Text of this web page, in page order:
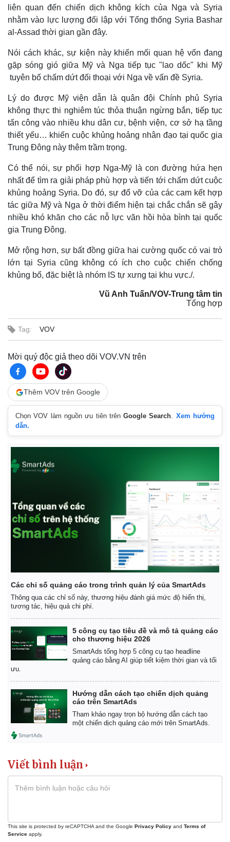
Bất động sản
Khởi nghiệp
Thị trường
Giá vàng
Tiêu dùng
Tỷ giá
Giá cà phê
liên quan đến chiến dịch không kích của Nga và Syria
nhằm vào lực lượng đối lập với Tổng thống Syria Bashar
al-Assad thời gian gần đây.
Nói cách khác, sự kiện này khiến mối quan hệ vốn đang
gặp sóng gió giữa Mỹ và Nga tiếp tục "lao dốc" khi Mỹ
tuyên bố chấm dứt đối thoại với Nga về vấn đề Syria.
Lý do được Mỹ viện dẫn là quân đội Chính phủ Syria
không thực thi nghiêm túc thỏa thuận ngừng bắn, tiếp tục
tấn công vào nhiều khu dân cư, bệnh viện, cơ sở hạ tầng
thiết yếu… khiến cuộc khủng hoảng nhân đạo tại quốc gia
Trung Đông này thêm trầm trọng.
Có thể nói, sự phối hợp Nga-Mỹ là con đường hứa hẹn
nhất để tìm ra giải pháp phù hợp và tiến tới chấm dứt cuộc
khủng hoảng Syria. Do đó, sự đổ vỡ của các cam kết hợp
tác giữa Mỹ và Nga ở thời điểm hiện tại chắc chắn sẽ gây
nhiều khó khăn cho các nỗ lực vãn hồi hòa bình tại quốc
gia Trung Đông.
Mở rộng hơn, sự bất đồng giữa hai cường quốc có vai trò
lớn tại Syria cũng không có ích cho cuộc chiến chống
khủng bố, đặc biệt là nhóm IS tự xưng tại khu vực./.
Vũ Anh Tuấn/VOV-Trung tâm tin
Tổng hợp
Tag: VOV
Mời quý độc giả theo dõi VOV.VN trên
Thêm VOV trên Google
Chọn VOV làm nguồn ưu tiên trênGoogle Search. Xem hướng
dẫn.
Các chỉ số quảng cáo trong trình quản lý của SmartAds
Thông qua các chỉ số này, thương hiệu đánh giá mức độ hiển thị,
tương tác, hiệu quả chi phí.
5 công cụ tạo tiêu đề và mô tả quảng cáo
cho thương hiệu 2026
SmartAds tổng hợp 5 công cụ tạo headline
quảng cáo bằng AI giúp tiết kiệm thời gian và tối
ưu.
Hướng dẫn cách tạo chiến dịch quảng
cáo trên SmartAds
Tham khảo ngay trọn bộ hướng dẫn cách tạo
một chiến dịch quảng cáo mới trên SmartAds.
Viết bình luận
This site is protected by reCAPTCHA and the Google Privacy Policy and Terms of
Service apply.